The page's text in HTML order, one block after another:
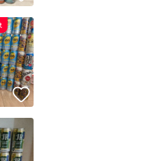
たユーザーにバッジを付与して
基準をクリアした安心・安全なユーザ
フリマの取引を完了させた実績
報をコピーします
いますいいね！